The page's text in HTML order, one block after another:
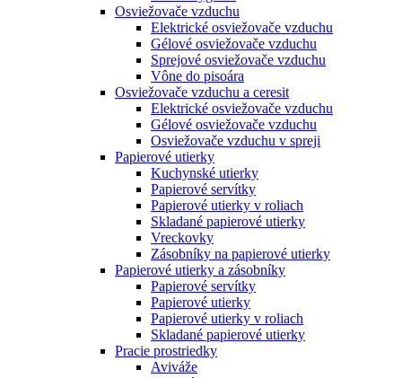
Osviežovače vzduchu
Elektrické osviežovače vzduchu
Gélové osviežovače vzduchu
Sprejové osviežovače vzduchu
Vône do pisoára
Osviežovače vzduchu a ceresit
Elektrické osviežovače vzduchu
Gélové osviežovače vzduchu
Osviežovače vzduchu v spreji
Papierové utierky
Kuchynské utierky
Papierové servítky
Papierové utierky v roliach
Skladané papierové utierky
Vreckovky
Zásobníky na papierové utierky
Papierové utierky a zásobníky
Papierové servítky
Papierové utierky
Papierové utierky v roliach
Skladané papierové utierky
Pracie prostriedky
Aviváže